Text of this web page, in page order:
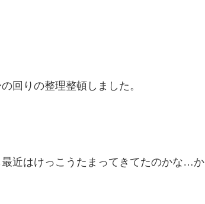
回りの整理整頓しました。
近はけっこうたまってきてたのかな…か